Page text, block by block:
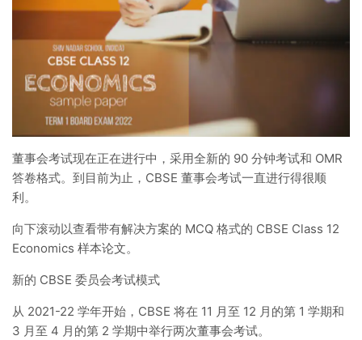
董事会考试现在正在进行中，采用全新的 90 分钟考试和 OMR
答卷格式。到目前为止，CBSE 董事会考试一直进行得很顺
利。
向下滚动以查看带有解决方案的 MCQ 格式的 CBSE Class 12
Economics 样本论文。
新的 CBSE 委员会考试模式
从 2021-22 学年开始，CBSE 将在 11 月至 12 月的第 1 学期和
3 月至 4 月的第 2 学期中举行两次董事会考试。